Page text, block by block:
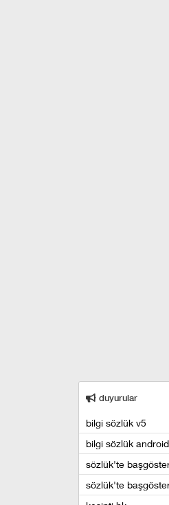
duyurular
bilgi sözlük v5
bilgi sözlük
sözlük'te
sözlük'te